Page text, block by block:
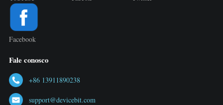
Facebook
Fale conosco
+86 13911890238
support@devicebit.com